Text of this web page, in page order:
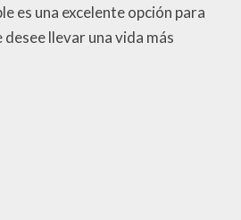
es una excelente opción para
llevar una vida más